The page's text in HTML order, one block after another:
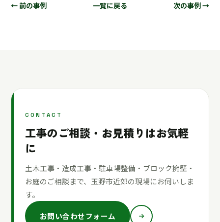
← 前の事例 一覧に戻る 次の事例 →
CONTACT
工事のご相談・お見積りはお気軽
に
土木工事・造成工事・駐車場整備・ブロック擁壁・
お庭のご相談まで、玉野市近郊の現場にお伺いしま
す。
お問い合わせフォーム